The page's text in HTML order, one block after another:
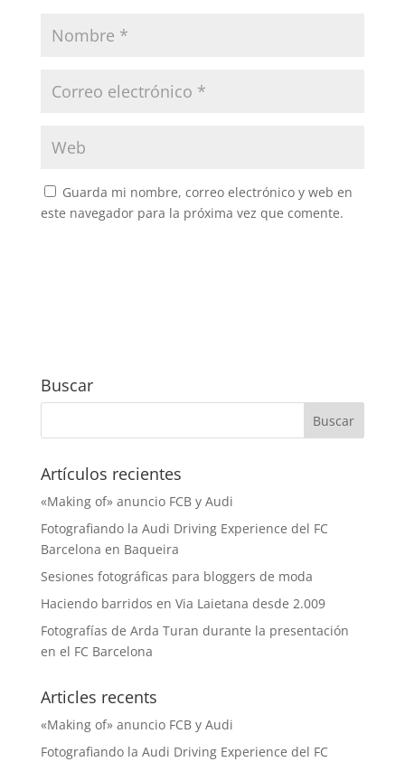
Guarda mi nombre, correo electrónico y web en
este navegador para la próxima vez que comente.
Buscar
Artículos recientes
«Making of» anuncio FCB y Audi
Fotografiando la Audi Driving Experience del FC
Barcelona en Baqueira
Sesiones fotográficas para bloggers de moda
Haciendo barridos en Via Laietana desde 2.009
Fotografías de Arda Turan durante la presentación
en el FC Barcelona
Articles recents
«Making of» anuncio FCB y Audi
Fotografiando la Audi Driving Experience del FC